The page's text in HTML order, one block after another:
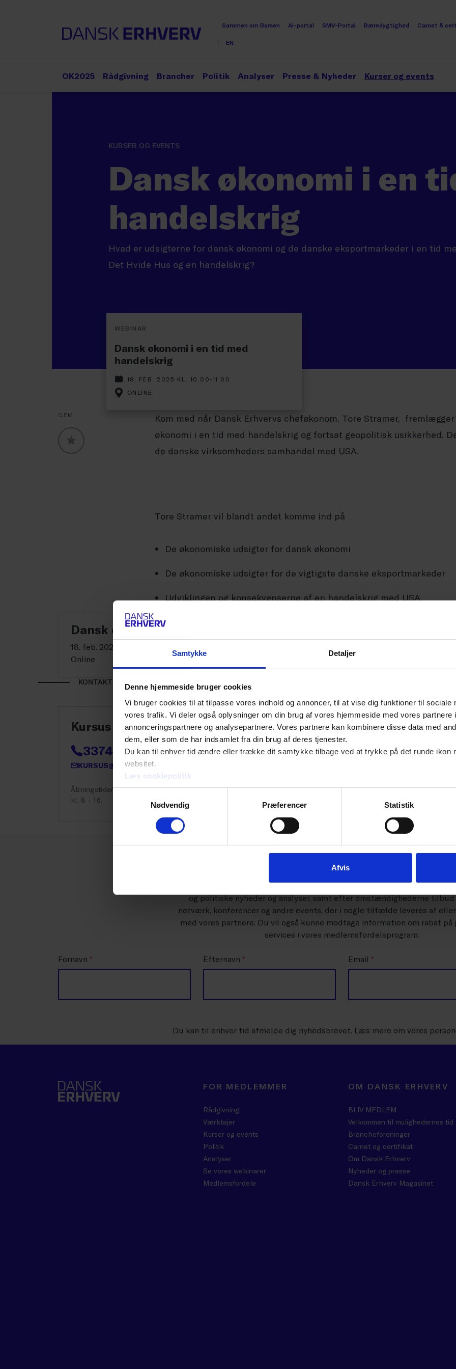
Samtykke Detaljer
Denne hjemmeside bruger cookies
Vi bruger cookies til at tilpasse vores indhold og annoncer, til at vise dig funktioner til sociale
vores trafik. Vi deler også oplysninger om din brug af vores hjemmeside med vores partnere
annonceringspartnere og analysepartnere. Vores partnere kan kombinere disse data med
dem, eller som de har indsamlet fra din brug af deres tjenester.
Du kan til enhver tid ændre eller trække dit samtykke tilbage ved at trykke på det runde ikon
websitet.
Læs cookiepolitik
Nødvendig
Præferencer Statistik
Afvis
Sammen om Børsen AI-portal SMV-Portal Bæredygtighed Carnet &
EN
OK2025 Rådgivning Brancher Politik Analyser Presse & Nyheder Kurser og events
KURSER OG EVENTS
Dansk økonomi i en
handelskrig
Hvad er udsigterne for dansk økonomi og de danske eksportmarkeder i en tid
Det Hvide Hus og en handelskrig?
WEBINAR
Dansk økonomi i en tid med
handelskrig
18. FEB. 2025 KL. 10.00-11.00
ONLINE
GEM
GLOBALLABELS::FAVORITE
Kom med når Dansk Erhvervs cheføkonom, Tore Stramer,
økonomi i en tid med handelskrig og fortsat geopolitisk usikkerhed.
de danske virksomheders samhandel med USA.
Tore Stramer vil blandt andet komme ind på
De økonomiske udsigter for dansk økonomi
De økonomiske udsigter for de vigtigste danske eksportmarkeder
Udviklingen og konsekvenserne af en handelskrig med USA.
Dansk økonomi i en tid med handelskrig
18. feb. 2025 kl. 10.00-11.00
Online
KONTAKT
Kursus og Event
3374 6072
KURSUS@DANSKERHVERV.DK
Åbningstider på telefonen er hverdage mellem
kl. 8 - 16.
Tilmeld dig nyheder om
Når du tilmelder dig nyheder fra Dansk Erhverv, giver du samtykke til at
og politiske nyheder og analyser, samt efter omstændighederne tilbud
netværk, konferencer og andre events, der i nogle tilfælde leveres af
med vores partnere. Du vil også kunne modtage information om rabat
services i vores medlemsfordelsprogram.
Fornavn * Efternavn * Email *
Du kan til enhver tid afmelde dig nyhedsbrevet. Læs mere om vores
FOR MEDLEMMER
Rådgivning
Værktøjer
Kurser og events
Politik
Analyser
Se vores webinarer
Medlemsfordele
OM DANSK ERHVERV
BLIV MEDLEM
Velkommen til mulighedernes tid
Brancheforeninger
Carnet og certifikat
Om Dansk Erhverv
Nyheder og presse
Dansk Erhverv Magasinet